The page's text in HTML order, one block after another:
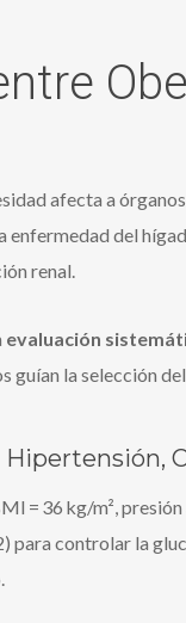
afecta a
enfermedad del
renal.
evaluación
guían la selección
= 36 kg/m²,
controlar la